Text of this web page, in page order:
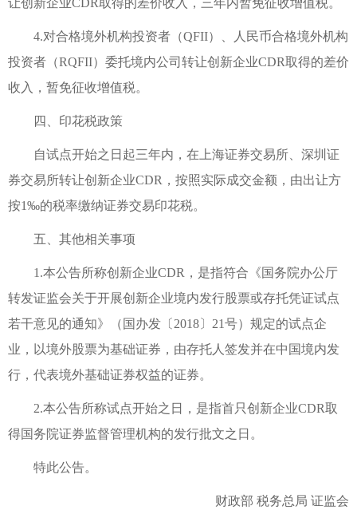
4.对合格境外机构投资者（QFII）、人民币合格境外机构
投资者（RQFII）委托境内公司转让创新企业CDR取得的差价
收入，暂免征收增值税。
四、印花税政策
自试点开始之日起三年内，在上海证券交易所、深圳证
券交易所转让创新企业CDR，按照实际成交金额，由出让方
按1‰的税率缴纳证券交易印花税。
五、其他相关事项
1.本公告所称创新企业CDR，是指符合《国务院办公厅
转发证监会关于开展创新企业境内发行股票或存托凭证试点
若干意见的通知》（国办发〔2018〕21号）规定的试点企
业，以境外股票为基础证券，由存托人签发并在中国境内发
行，代表境外基础证券权益的证券。
2.本公告所称试点开始之日，是指首只创新企业CDR取
得国务院证券监督管理机构的发行批文之日。
特此公告。
财政部 税务总局 证监会